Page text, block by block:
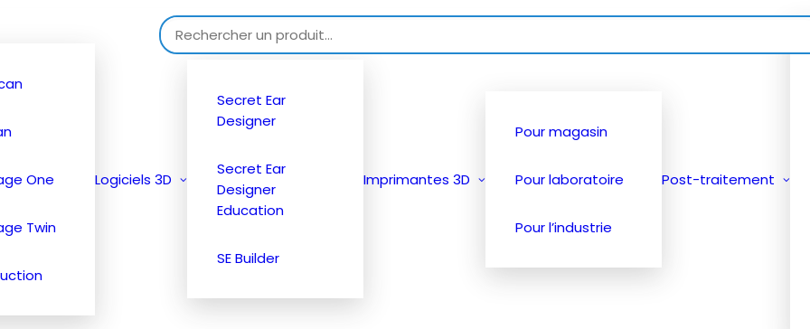
One
Twin
Logiciels 3D
Secret Ear
Designer
Secret Ear
Designer
Education
SE Builder
Imprimantes 3D
Pour magasin
Pour laboratoire
Pour l’industrie
Post-traitement
Search for: